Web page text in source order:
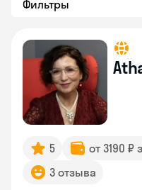
Фильтры
5 от 3190 ₽
3 отзыва